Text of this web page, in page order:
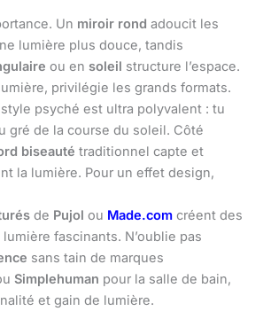
Un miroir rond adoucit les
lumière plus douce, tandis
ou en soleil structure l’espace.
privilégie les grands formats.
style psyché est ultra polyvalent : tu
gré de la course du soleil. Côté
biseauté traditionnel capte et
la lumière. Pour un effet design,
de Pujol ou Made.com créent des
fascinants. N’oublie pas
sans tain de marques
Simplehuman pour la salle de bain,
et gain de lumière.